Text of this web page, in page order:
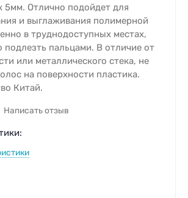
5мм. Отлично подойдет для
и выглаживания полимерной
в труднодоступных местах,
подлезть пальцами. В отличие от
или металлического стека, не
на поверхности пластика.
Китай.
Написать отзыв